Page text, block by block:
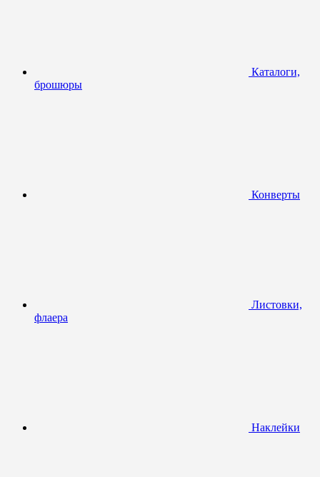
Каталоги,
брошюры
Конверты
Листовки,
флаера
Наклейки